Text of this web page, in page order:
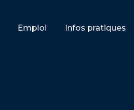
Emploi Infos pratiques